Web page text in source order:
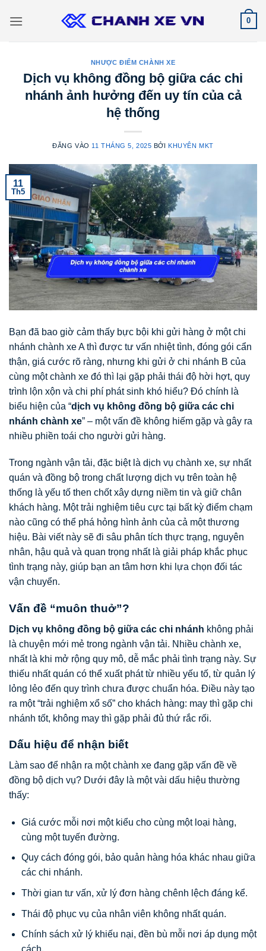
qua
0
NHƯỢC ĐIỂM CHÀNH XE
Dịch vụ không đồng bộ giữa các chi
nhánh ảnh hưởng đến uy tín của cả
hệ thống
ĐĂNG VÀO 11 THÁNG 5, 2025 BỞIKHUYÊN MKT
11
Th5
Bạn đã bao giờ cảm thấy bực bội khi gửi hàng ở một chi
nhánh chành xe A thì được tư vấn nhiệt tình, đóng gói cẩn
thận, giá cước rõ ràng, nhưng khi gửi ở chi nhánh B của
cùng một chành xe đó thì lại gặp phải thái độ hời hợt, quy
trình lộn xộn và chi phí phát sinh khó hiểu? Đó chính là
biểu hiện của “dịch vụ không đồng bộ giữa các chi
nhánh chành xe” – một vấn đề không hiếm gặp và gây ra
nhiều phiền toái cho người gửi hàng.
Trong ngành vận tải, đặc biệt là dịch vụ chành xe, sự nhất
quán và đồng bộ trong chất lượng dịch vụ trên toàn hệ
thống là yếu tố then chốt xây dựng niềm tin và giữ chân
khách hàng. Một trải nghiệm tiêu cực tại bất kỳ điểm chạm
nào cũng có thể phá hỏng hình ảnh của cả một thương
hiệu. Bài viết này sẽ đi sâu phân tích thực trạng, nguyên
nhân, hậu quả và quan trọng nhất là giải pháp khắc phục
tình trạng này, giúp bạn an tâm hơn khi lựa chọn đối tác
vận chuyển.
Vấn đề “muôn thuở”?
Dịch vụ không đồng bộ giữa các chi nhánh không phải
là chuyện mới mẻ trong ngành vận tải. Nhiều chành xe,
nhất là khi mở rộng quy mô, dễ mắc phải tình trạng này. Sự
thiếu nhất quán có thể xuất phát từ nhiều yếu tố, từ quản lý
lỏng lẻo đến quy trình chưa được chuẩn hóa. Điều này tạo
ra một “trải nghiệm xổ số” cho khách hàng: may thì gặp chi
nhánh tốt, không may thì gặp phải đủ thứ rắc rối.
Dấu hiệu để nhận biết
Làm sao để nhận ra một chành xe đang gặp vấn đề về
đồng bộ dịch vụ? Dưới đây là một vài dấu hiệu thường
thấy:
Giá cước mỗi nơi một kiểu cho cùng một loại hàng,
cùng một tuyến đường.
Quy cách đóng gói, bảo quản hàng hóa khác nhau giữa
các chi nhánh.
Thời gian tư vấn, xử lý đơn hàng chênh lệch đáng kể.
Thái độ phục vụ của nhân viên không nhất quán.
Chính sách xử lý khiếu nại, đền bù mỗi nơi áp dụng một